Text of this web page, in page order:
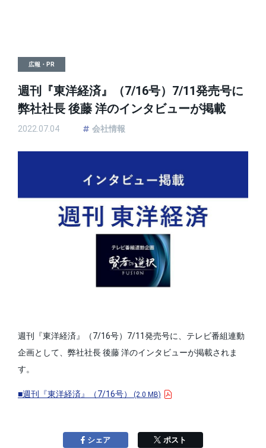
週刊『東洋経済』（7/16号）7/11発売号に
弊社社長 後藤 洋のインタビューが掲載
広報・PR
2022.07.04 会社情報
週刊『東洋経済』（7/16号）7/11発売号に、テレビ番組連動
企画として、弊社社長 後藤 洋のインタビューが掲載されま
す。
■週刊『東洋経済』（7/16号） (2.0 MB)
Facebookで
シェアする Xで
ポスト